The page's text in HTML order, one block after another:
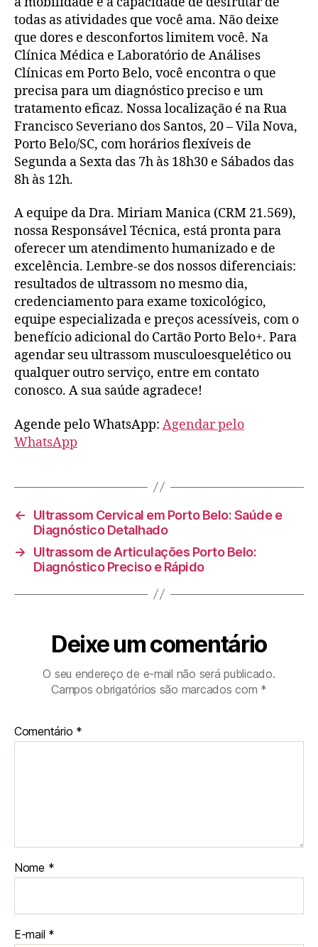
todas as atividades que você ama. Não deixe
que dores e desconfortos limitem você. Na
Clínica Médica e Laboratório de Análises
Clínicas em Porto Belo, você encontra o que
precisa para um diagnóstico preciso e um
tratamento eficaz. Nossa localização é na Rua
Francisco Severiano dos Santos, 20 – Vila Nova,
Porto Belo/SC, com horários flexíveis de
Segunda a Sexta das 7h às 18h30 e Sábados das
8h às 12h.
A equipe da Dra. Miriam Manica (CRM 21.569),
nossa Responsável Técnica, está pronta para
oferecer um atendimento humanizado e de
excelência. Lembre-se dos nossos diferenciais:
resultados de ultrassom no mesmo dia,
credenciamento para exame toxicológico,
equipe especializada e preços acessíveis, com o
benefício adicional do Cartão Porto Belo+. Para
agendar seu ultrassom musculoesquelético ou
qualquer outro serviço, entre em contato
conosco. A sua saúde agradece!
Agende pelo WhatsApp: Agendar pelo
WhatsApp
←
Ultrassom Cervical em Porto Belo: Saúde e
Diagnóstico Detalhado
→
Ultrassom de Articulações Porto Belo:
Diagnóstico Preciso e Rápido
Deixe um comentário
O seu endereço de e-mail não será publicado.
Campos obrigatórios são marcados com *
Comentário *
Nome *
E-mail *